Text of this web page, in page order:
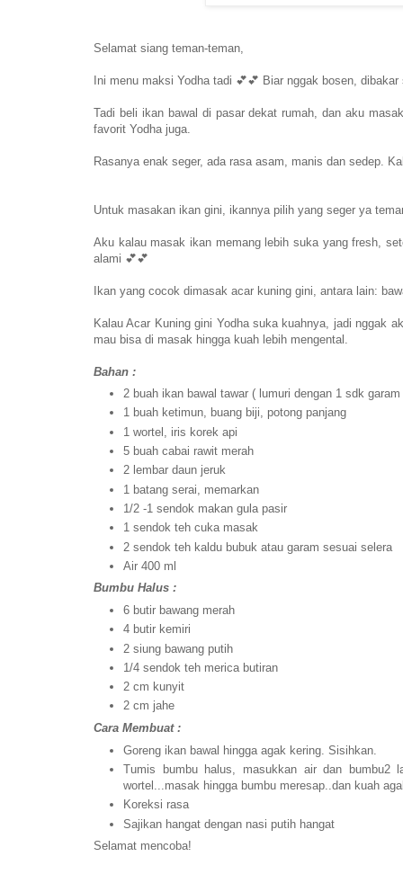
Selamat siang teman-teman,
Ini menu maksi Yodha tadi 💕💕 Biar nggak bosen,
Tadi beli ikan bawal di pasar dekat rumah, dan aku
favorit Yodha juga.
Rasanya enak seger, ada rasa asam, manis dan sedep.
Untuk masakan ikan gini, ikannya pilih yang seger ya
Aku kalau masak ikan memang lebih suka yang fresh,
alami 💕💕
Ikan yang cocok dimasak acar kuning gini, antara lain:
Kalau Acar Kuning gini Yodha suka kuahnya, jadi nggak
mau bisa di masak hingga kuah lebih mengental.
Bahan :
2 buah ikan bawal tawar ( lumuri dengan 1 sdk
1 buah ketimun, buang biji, potong panjang
1 wortel, iris korek api
5 buah cabai rawit merah
2 lembar daun jeruk
1 batang serai, memarkan
1/2 -1 sendok makan gula pasir
1 sendok teh cuka masak
2 sendok teh kaldu bubuk atau garam sesuai selera
Air 400 ml
Bumbu Halus :
6 butir bawang merah
4 butir kemiri
2 siung bawang putih
1/4 sendok teh merica butiran
2 cm kunyit
2 cm jahe
Cara Membuat :
Goreng ikan bawal hingga agak kering. Sisihkan.
Tumis bumbu halus, masukkan air dan bumbu2
wortel...masak hingga bumbu meresap..dan kuah
Koreksi rasa
Sajikan hangat dengan nasi putih hangat
Selamat mencoba!